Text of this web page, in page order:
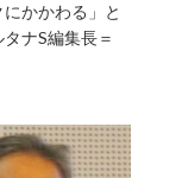
かかわる」と
ナS編集長＝